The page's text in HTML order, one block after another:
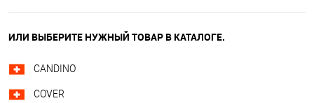
ИЛИ ВЫБЕРИТЕ НУЖНЫЙ ТОВАР В КАТАЛОГЕ.
CANDINO
COVER